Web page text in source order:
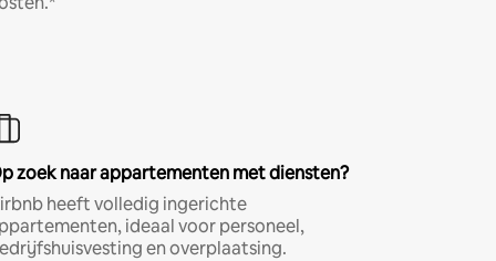
zoek naar appartementen met diensten?
heeft volledig ingerichte
ideaal voor personeel,
en overplaatsing.